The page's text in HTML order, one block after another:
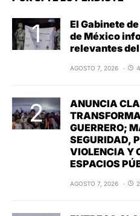
El Gabinete
de México
relevantes
AGOSTO 7, 2026
ANUNCIA
GUERRERO;
SEGURIDAD,
VIOLENCIA Y
ESPACIOS
AGOSTO 7, 2026